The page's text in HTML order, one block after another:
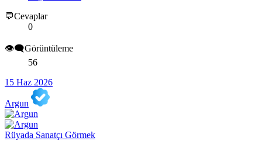
💬Cevaplar
0
👁️‍🗨️Görüntüleme
56
15 Haz 2026
Argun
Rüyada Sanatçı Görmek